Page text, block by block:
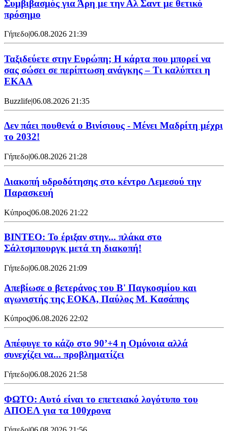
Συμβιβασμός για Άρη με την Αλ Σαντ με θετικό
πρόσημο
Γήπεδο|06.08.2026 21:39
Ταξιδεύετε στην Ευρώπη; Η κάρτα που μπορεί να
σας σώσει σε περίπτωση ανάγκης – Τι καλύπτει η
ΕΚΑΑ
Buzzlife|06.08.2026 21:35
Δεν πάει πουθενά ο Βινίσιους - Μένει Μαδρίτη μέχρι
το 2032!
Γήπεδο|06.08.2026 21:28
Διακοπή υδροδότησης στο κέντρο Λεμεσού την
Παρασκευή
Κύπρος|06.08.2026 21:22
ΒΙΝΤΕΟ: Το έριξαν στην... πλάκα στο
Σάλτσμπουργκ μετά τη διακοπή!
Γήπεδο|06.08.2026 21:09
Απεβίωσε ο βετεράνος του Β' Παγκοσμίου και
αγωνιστής της ΕΟΚΑ, Παύλος Μ. Κασάπης
Κύπρος|06.08.2026 22:02
Απέφυγε το κάζο στο 90’+4 η Ομόνοια αλλά
συνεχίζει να... προβληματίζει
Γήπεδο|06.08.2026 21:58
ΦΩΤΟ: Αυτό είναι το επετειακό λογότυπο του
ΑΠΟΕΛ για τα 100χρονα